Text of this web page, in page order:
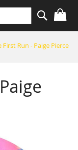
Søk
First Run - Paige Pierce